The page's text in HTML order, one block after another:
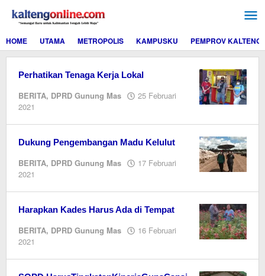
konten
HOME
UTAMA METROPOLIS KAMPUSKU PEMPROV KALTENG
Perhatikan Tenaga Kerja Lokal
BERITA, DPRD Gunung Mas
25 Februari
2021
Dukung Pengembangan Madu Kelulut
BERITA, DPRD Gunung Mas
17 Februari
2021
Harapkan Kades Harus Ada di Tempat
BERITA, DPRD Gunung Mas
16 Februari
2021